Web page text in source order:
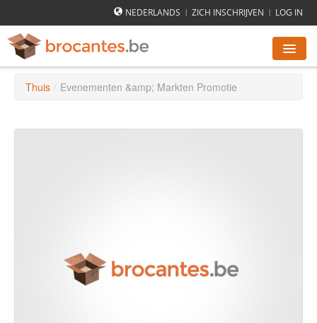
NEDERLANDS | ZICH INSCHRIJVEN | LOG IN
ROMMELMARKTEN AGENDA
STEDEN
Thuis / Evenementen &amp; Markten Promotie